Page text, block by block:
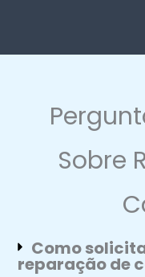
Sobre
Como
reparação de